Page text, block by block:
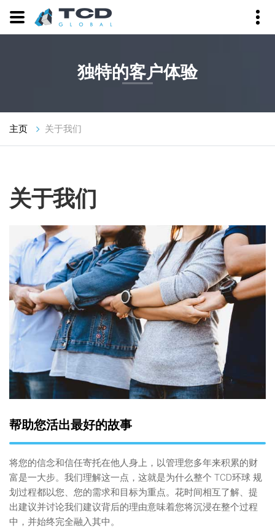
独特的客户体验
主页 关于我们
关于我们
帮助您活出最好的故事
将您的信念和信任寄托在他人身上，以管理您多年来积累的财
富是一大步。我们理解这一点，这就是为什么整个 TCD环球 规
划过程都以您、您的需求和目标为重点。花时间相互了解、提
出建议并讨论我们建议背后的理由意味着您将沉浸在整个过程
中，并始终完全融入其中。